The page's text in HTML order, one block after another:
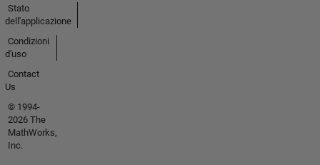
Stato
dell'applicazione
Condizioni
d'uso
Contact
Us
© 1994-
2026 The
MathWorks,
Inc.